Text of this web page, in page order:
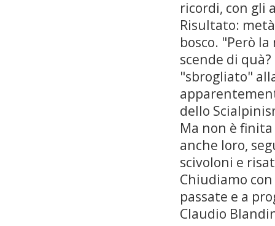
ricordi, con gli
Risultato:
bosco. "Però
scende di
"sbrogliato"
dello
Ma non è
anche loro,
scivoloni e
Chiudiamo
passate e a
Claudio